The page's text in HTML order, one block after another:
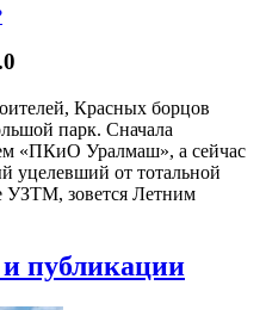
Красных борцов
парк. Сначала
«ПКиО Уралмаш», а сейчас
уцелевший от тотальной
УЗТМ, зовется Летним
и публикации